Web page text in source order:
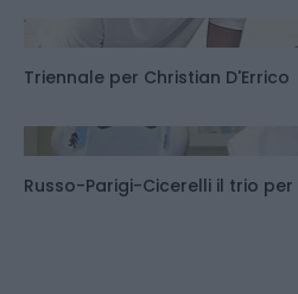
Triennale per Christian D'Errico
Russo-Parigi-Cicerelli il trio per